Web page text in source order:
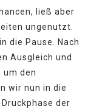
ließ aber
ungenutzt.
die Pause. Nach
Ausgleich und
um den
wir nun in die
der